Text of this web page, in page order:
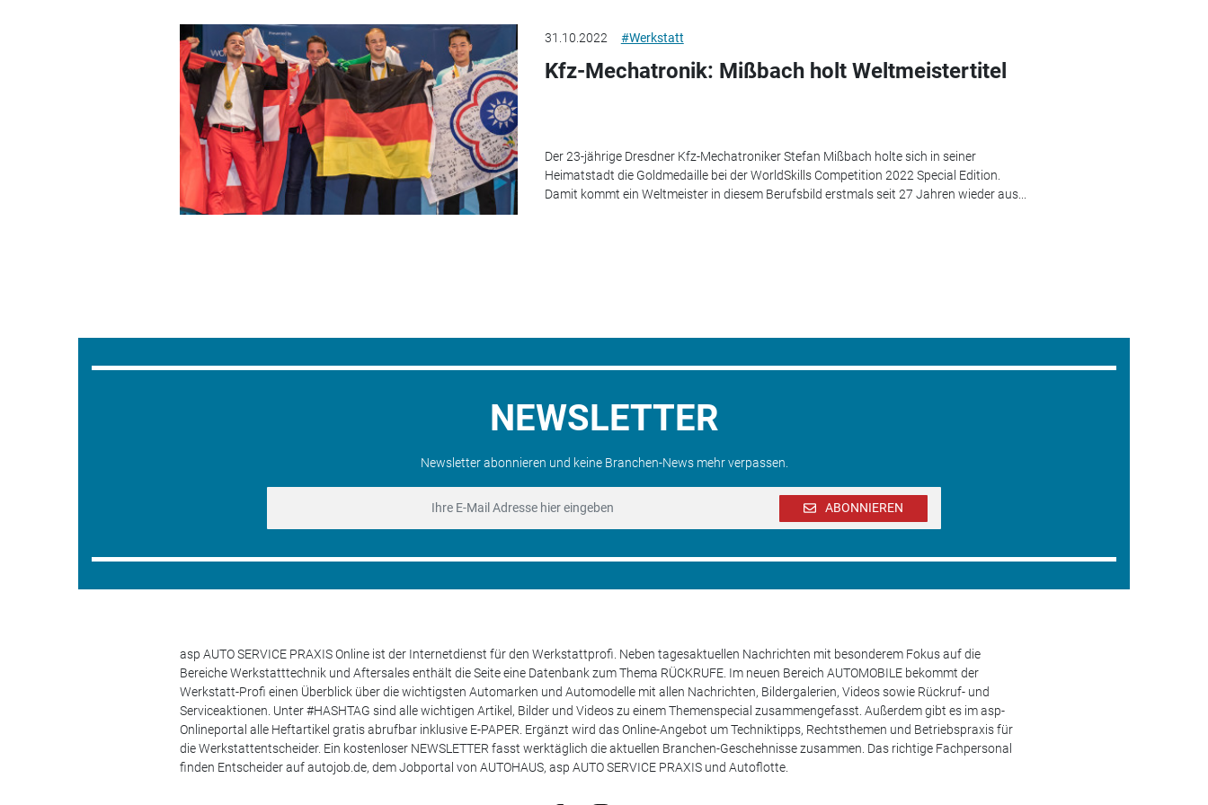
31.10.2022 #Werkstatt
Kfz-Mechatronik: Mißbach holt Weltmeistertitel
Der 23-jährige Dresdner Kfz-Mechatroniker Stefan Mißbach holte sich in seiner
Heimatstadt die Goldmedaille bei der WorldSkills Competition 2022 Special Edition.
Damit kommt ein Weltmeister in diesem Berufsbild erstmals seit 27 Jahren wieder aus...
NEWSLETTER
Newsletter abonnieren und keine Branchen-News mehr verpassen.
ABONNIEREN
asp AUTO SERVICE PRAXIS Online ist der Internetdienst für den Werkstattprofi. Neben tagesaktuellen Nachrichten mit besonderem Fokus auf die
Bereiche Werkstatttechnik und Aftersales enthält die Seite eine Datenbank zum Thema RÜCKRUFE. Im neuen Bereich AUTOMOBILE bekommt der
Werkstatt-Profi einen Überblick über die wichtigsten Automarken und Automodelle mit allen Nachrichten, Bildergalerien, Videos sowie Rückruf- und
Serviceaktionen. Unter #HASHTAG sind alle wichtigen Artikel, Bilder und Videos zu einem Themenspecial zusammengefasst. Außerdem gibt es im asp-
Onlineportal alle Heftartikel gratis abrufbar inklusive E-PAPER. Ergänzt wird das Online-Angebot um Techniktipps, Rechtsthemen und Betriebspraxis für
die Werkstattentscheider. Ein kostenloser NEWSLETTER fasst werktäglich die aktuellen Branchen-Geschehnisse zusammen. Das richtige Fachpersonal
finden Entscheider auf autojob.de, dem Jobportal von AUTOHAUS, asp AUTO SERVICE PRAXIS und Autoflotte.